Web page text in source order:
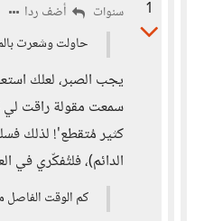
1
سنوات
أضف ردا
حاولت وشعرت
يجب الصبر، لعلك
سمعت مقولة راقت لي
كثير مُتقطع'! لذلك
الدائم)، فلتُفكّري في
كم الوقت الفاصل